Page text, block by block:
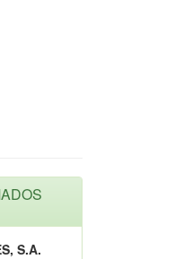
S.A.